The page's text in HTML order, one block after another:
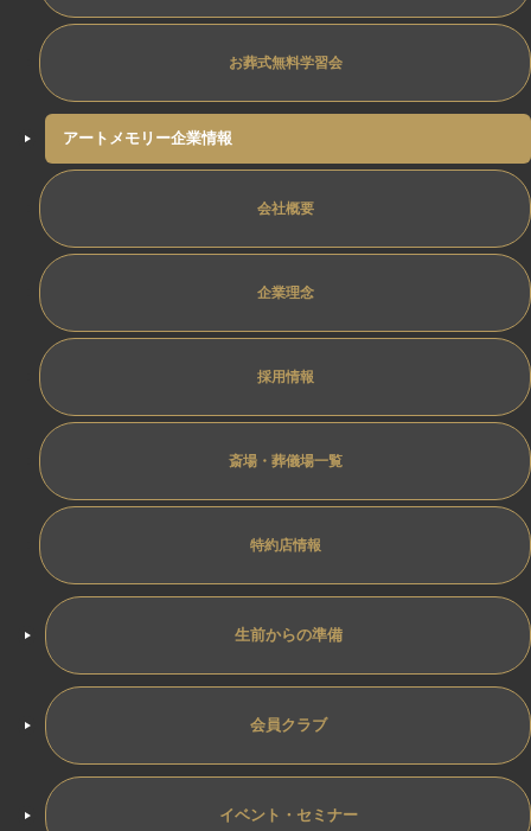
お葬式無料学習会
アートメモリー企業情報
会社概要
企業理念
採用情報
斎場・葬儀場一覧
特約店情報
生前からの準備
会員クラブ
イベント・セミナー